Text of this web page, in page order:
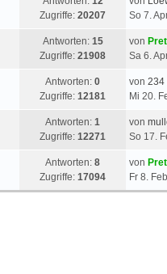
Zugriffe: 20207
So 7.
Antworten: 15
Zugriffe: 21908
von
Sa 6.
Antworten: 0
Zugriffe: 12181
von 234
Mi 20.
Antworten: 1
Zugriffe: 12271
von
So 17.
Antworten: 8
Zugriffe: 17094
von
Fr 8.